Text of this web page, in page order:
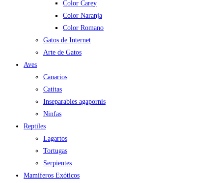
Color Carey
Color Naranja
Color Romano
Gatos de Internet
Arte de Gatos
Aves
Canarios
Catitas
Inseparables agapornis
Ninfas
Reptiles
Lagartos
Tortugas
Serpientes
Mamíferos Exóticos